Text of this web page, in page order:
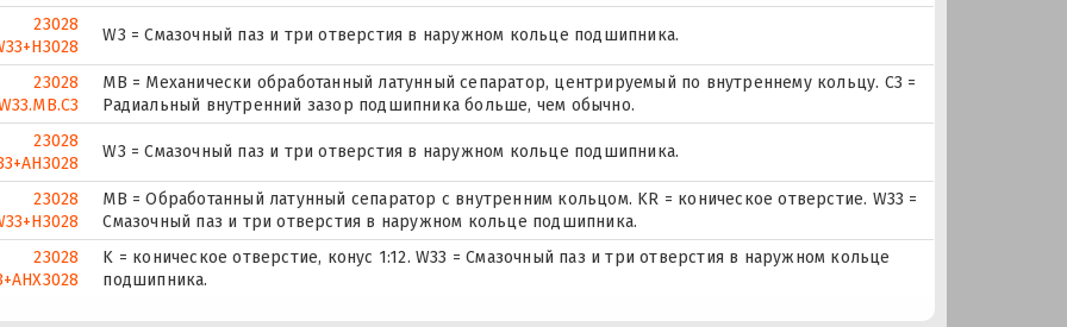
23028
W3 = Смазочный паз и три отверстия в наружном кольце подшипника.
23028
MB = Механически обработанный латунный сепаратор, центрируемый по внутреннему кольцу. C3 =
Радиальный внутренний зазор подшипника больше, чем обычно.
23028
W3 = Смазочный паз и три отверстия в наружном кольце подшипника.
23028
MB = Обработанный латунный сепаратор с внутренним кольцом. KR = коническое отверстие. W33 =
Смазочный паз и три отверстия в наружном кольце подшипника.
23028
K = коническое отверстие, конус 1:12. W33 = Смазочный паз и три отверстия в наружном кольце
подшипника.